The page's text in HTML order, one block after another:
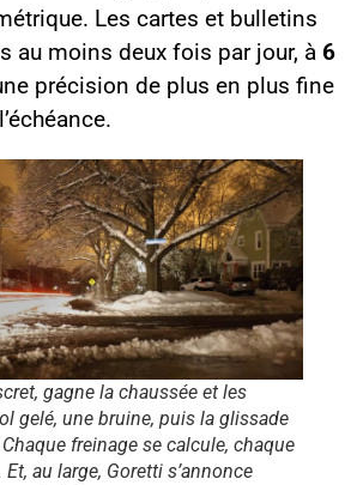
Les cartes et bulletins
au moins deux fois par jour, à 6
précision de plus en plus fine
gagne la chaussée et les
gelé, une bruine, puis la glissade
freinage se calcule, chaque
au large, Goretti s’annonce